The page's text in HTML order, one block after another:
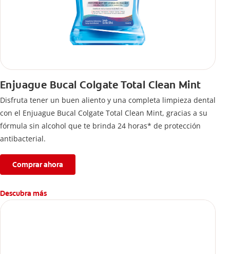
Enjuague Bucal Colgate Total Clean Mint
Disfruta tener un buen aliento y una completa limpieza dental
con el Enjuague Bucal Colgate Total Clean Mint, gracias a su
fórmula sin alcohol que te brinda 24 horas* de protección
antibacterial.
Comprar ahora
Descubra más